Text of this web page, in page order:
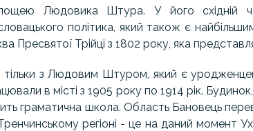
Людовика Штура. У його східній
політика, який також є
Пресвятої Трійці з 1802 року, яка
тільки з Людовим Штуром, який є
в місті з 1905 року по 1914 рік.
граматична школа. Область Бановець
регіоні - це на даний момент